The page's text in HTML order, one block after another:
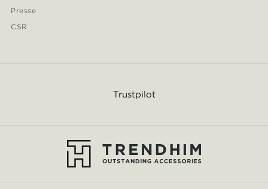
Presse
CSR
Trustpilot